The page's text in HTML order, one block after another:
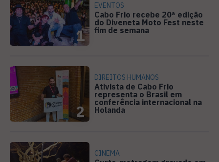
1
EVENTOS
Cabo Frio recebe 20ª edição
do Diveneta Moto Fest neste
fim de semana
2
DIREITOS HUMANOS
Ativista de Cabo Frio
representa o Brasil em
conferência internacional na
Holanda
CINEMA